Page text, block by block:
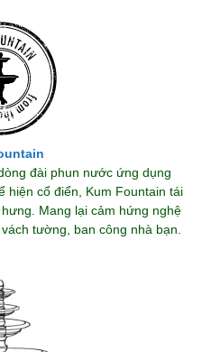
đài phun nước ứng dụng
hiện cổ điển, Kum Fountain tái
Mang lại cảm hứng nghệ
tường, ban công nhà bạn.